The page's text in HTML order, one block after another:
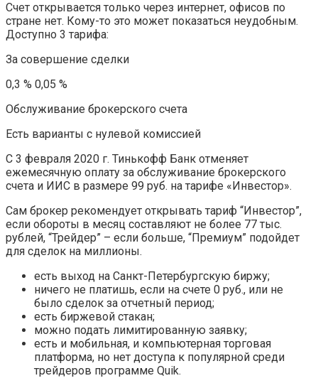
Счет открывается только через интернет, офисов по
стране нет. Кому-то это может показаться неудобным.
Доступно 3 тарифа:
За совершение сделки
0,3 % 0,05 %
Обслуживание брокерского счета
Есть варианты с нулевой комиссией
С 3 февраля 2020 г. Тинькофф Банк отменяет
ежемесячную оплату за обслуживание брокерского
счета и ИИС в размере 99 руб. на тарифе «Инвестор».
Сам брокер рекомендует открывать тариф “Инвестор”,
если обороты в месяц составляют не более 77 тыс.
рублей, “Трейдер” – если больше, “Премиум” подойдет
для сделок на миллионы.
есть выход на Санкт-Петербургскую биржу;
ничего не платишь, если на счете 0 руб., или не
было сделок за отчетный период;
есть биржевой стакан;
можно подать лимитированную заявку;
есть и мобильная, и компьютерная торговая
платформа, но нет доступа к популярной среди
трейдеров программе Quik.